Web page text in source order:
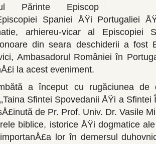
Pă­rinte Episcop
Spaniei ÅŸi Portugaliei
arhiereu-vicar al Episcopiei
din seara des­chiderii a fost
Ambasadorul României în
la acest eveniment.
a început cu rugăciunea de
Sfintei Spovedanii ÅŸi a
de Pr. Prof. Univ. Dr. Vasile
biblice, istorice ÅŸi dog­matice
lor în demersul